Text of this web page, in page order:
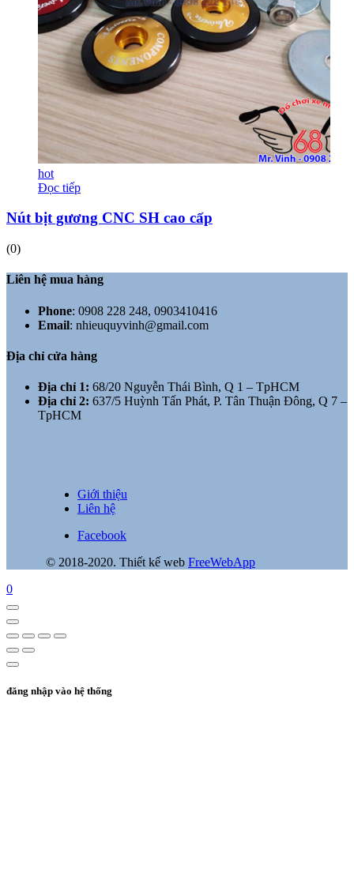
hot
Đọc tiếp
Nút bịt gương CNC SH cao cấp
(0)
Liên hệ mua hàng
Phone: 0908 228 248, 0903410416
Email: nhieuquyvinh@gmail.com
Địa chỉ cửa hàng
Địa chỉ 1: 68/20 Nguyễn Thái Bình, Q 1 – TpHCM
Địa chỉ 2: 637/5 Huỳnh Tấn Phát, P. Tân Thuận Đông, Q 7 –
TpHCM
Giới thiệu
Liên hệ
Facebook
© 2018-2020. Thiết kế web FreeWebApp
0
đăng nhập vào hệ thống